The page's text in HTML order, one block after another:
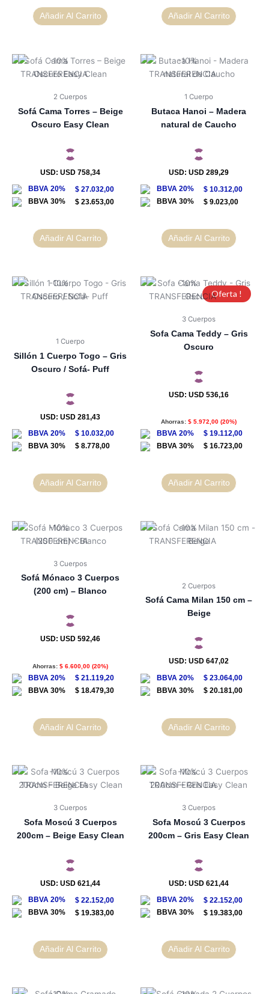
Añadir Al Carrito Añadir Al Carrito
2 Cuerpos
Sofá Cama Torres – Beige
Oscuro Easy Clean
USD: USD 758,34
$ 27.032,00
$ 23.653,00
Añadir Al Carrito
1 Cuerpo
Butaca Hanoi – Madera
natural de Caucho
USD: USD 289,29
$ 10.312,00
$ 9.023,00
Añadir Al Carrito
1 Cuerpo
Sillón 1 Cuerpo Togo – Gris
Oscuro / Sofá- Puff
USD: USD 281,43
$ 10.032,00
$ 8.778,00
Añadir Al Carrito
Oferta !
3 Cuerpos
Sofa Cama Teddy – Gris
Oscuro
USD: USD 536,16
Ahorras: $ 5.972,00 (20%)
$ 19.112,00
$ 16.723,00
Añadir Al Carrito
3 Cuerpos
Sofá Mónaco 3 Cuerpos
(200 cm) – Blanco
USD: USD 592,46
Ahorras: $ 6.600,00 (20%)
$ 21.119,20
$ 18.479,30
Añadir Al Carrito
2 Cuerpos
Sofá Cama Milan 150 cm –
Beige
USD: USD 647,02
$ 23.064,00
$ 20.181,00
Añadir Al Carrito
3 Cuerpos
Sofa Moscú 3 Cuerpos
200cm – Beige Easy Clean
USD: USD 621,44
$ 22.152,00
$ 19.383,00
Añadir Al Carrito
3 Cuerpos
Sofa Moscú 3 Cuerpos
200cm – Gris Easy Clean
USD: USD 621,44
$ 22.152,00
$ 19.383,00
Añadir Al Carrito